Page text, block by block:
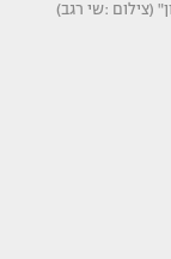
(צילום :שי רגב)